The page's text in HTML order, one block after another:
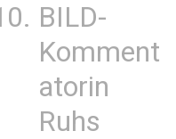
BILD-
Komment
atorin
Ruhs